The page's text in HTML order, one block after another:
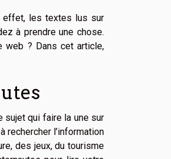
effet, les textes lus sur
à prendre une chose.
web ? Dans cet article,
sujet qui faire la une sur
rechercher l’information
des jeux, du tourisme